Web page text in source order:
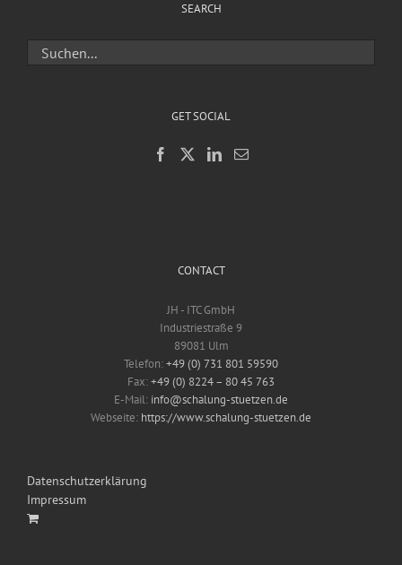
SEARCH
GET SOCIAL
CONTACT
JH - ITC GmbH
Industriestraße 9
89081 Ulm
Telefon:+49 (0) 731 801 59590
Fax:+49 (0) 8224 – 80 45 763
E-Mail: info@schalung-stuetzen.de
Webseite: https://www.schalung-stuetzen.de
Datenschutzerklärung
Impressum